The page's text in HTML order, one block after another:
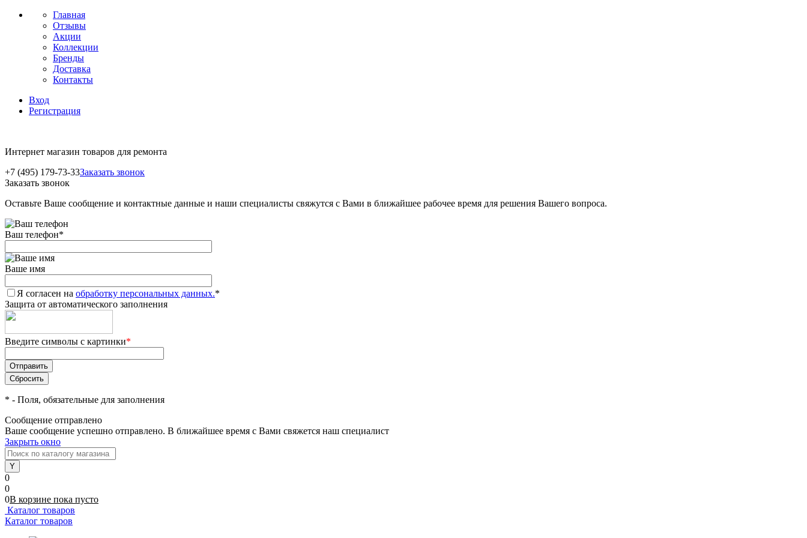
Главная
Отзывы
Акции
Коллекции
Бренды
Доставка
Контакты
Вход
Регистрация
Интернет магазин товаров для ремонта
+7 (495) 179-73-33Заказать звонок
Заказать звонок
Оставьте Ваше сообщение и контактные данные и наши специалисты свяжутся с Вами в ближайшее рабочее время для решения Вашего вопроса.
Ваш телефон*
Ваше имя
Я согласен на обработку персональных данных.*
Защита от автоматического заполнения
Введите символы с картинки*
* - Поля, обязательные для заполнения
Сообщение отправлено
Ваше сообщение успешно отправлено. В ближайшее время с Вами свяжется наш специалист
Закрыть окно
0
0
0В корзине пока пусто
Каталог товаров
Каталог товаров